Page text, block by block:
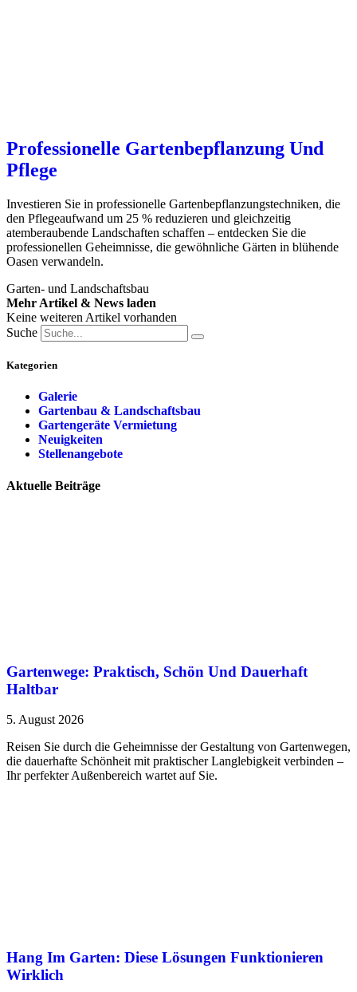
Professionelle Gartenbepflanzung Und
Pflege
Investieren Sie in professionelle Gartenbepflanzungstechniken, die
den Pflegeaufwand um 25 % reduzieren und gleichzeitig
atemberaubende Landschaften schaffen – entdecken Sie die
professionellen Geheimnisse, die gewöhnliche Gärten in blühende
Oasen verwandeln.
Garten- und Landschaftsbau
Mehr Artikel & News laden
Keine weiteren Artikel vorhanden
Suche
Kategorien
Galerie
Gartenbau & Landschaftsbau
Gartengeräte Vermietung
Neuigkeiten
Stellenangebote
Aktuelle Beiträge
Gartenwege: Praktisch, Schön Und Dauerhaft
Haltbar
5. August 2026
Reisen Sie durch die Geheimnisse der Gestaltung von Gartenwegen,
die dauerhafte Schönheit mit praktischer Langlebigkeit verbinden –
Ihr perfekter Außenbereich wartet auf Sie.
Hang Im Garten: Diese Lösungen Funktionieren
Wirklich